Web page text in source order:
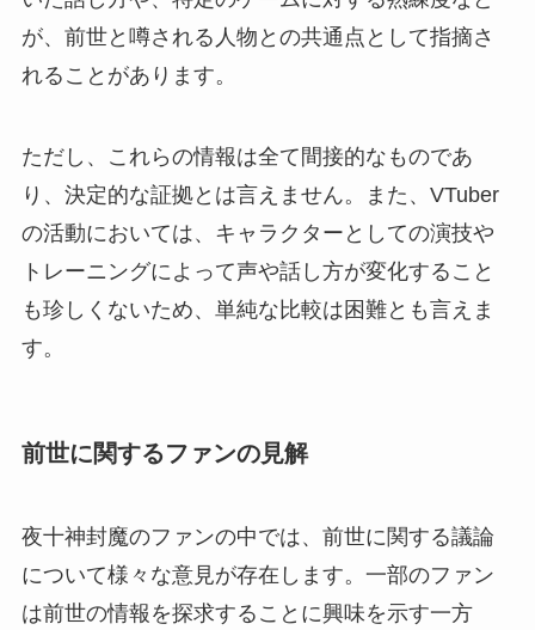
が、前世と噂される人物との共通点として指摘さ
れることがあります。
ただし、これらの情報は全て間接的なものであ
り、決定的な証拠とは言えません。また、VTuber
の活動においては、キャラクターとしての演技や
トレーニングによって声や話し方が変化すること
も珍しくないため、単純な比較は困難とも言えま
す。
前世に関するファンの見解
夜十神封魔のファンの中では、前世に関する議論
について様々な意見が存在します。一部のファン
は前世の情報を探求することに興味を示す一方